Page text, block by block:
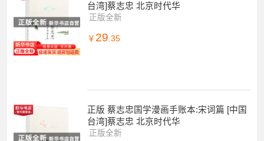
台湾]蔡志忠 北京时代华
正版全新
￥ 29.35
正版 蔡志忠国学漫画手账本:宋词篇 [中国
台湾]蔡志忠 北京时代华
正版全新